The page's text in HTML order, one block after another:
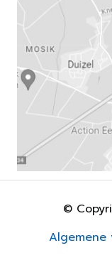
©
Algemene